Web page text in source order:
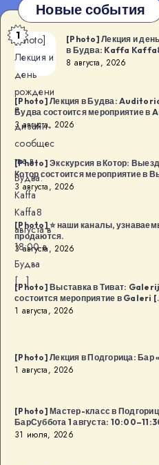
Новые события
[Photo]
Лекция и
день
рождени
я
дизайн-
сообщес
тва в
Будва:
Kaffa
Kaffa8
августа в
18:00 в
Будва
[…]
1
[Photo] Лекция и
в Будва: Kaffa
8 августа, 2026
[Photo] Лекция в Будва:
Будва состоится мероприятие в
3 августа, 2026
[Photo] Экскурсия в Котор:
Котор состоится мероприятие в
3 августа, 2026
[Photo] ⭐️ наши каналы,
продаются.
3 августа, 2026
[Photo] Выставка в Тиват:
состоится мероприятие в Galeri
1 августа, 2026
[Photo] Лекция в Подгорица: Бар
1 августа, 2026
[Photo] Мастер-класс в
БарСуббота 1 августа:
31 июля, 2026